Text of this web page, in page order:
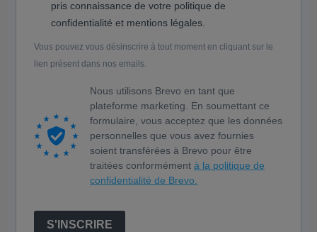
pris connaissance de votre politique de
confidentialité et mentions légales.
Vous pouvez vous désinscrire à tout moment en cliquant sur le
lien présent dans nos emails.
Nous utilisons Brevo en tant que
plateforme marketing. En soumettant ce
formulaire, vous acceptez que les données
personnelles que vous avez fournies
soient transférées à Brevo pour être
traitées conformément à la politique de
confidentialité de Brevo.
S'INSCRIRE